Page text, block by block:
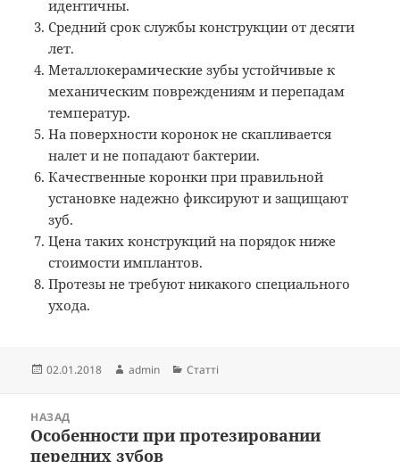
идентичны.
Средний срок службы конструкции от десяти
лет.
Металлокерамические зубы устойчивые к
механическим повреждениям и перепадам
температур.
На поверхности коронок не скапливается
налет и не попадают бактерии.
Качественные коронки при правильной
установке надежно фиксируют и защищают
зуб.
Цена таких конструкций на порядок ниже
стоимости имплантов.
Протезы не требуют никакого специального
ухода.
Опубліковано
02.01.2018 Автор
admin Категорії
Статті
записівНАЗАД
Попередній
запис:
Особенности при протезировании
передних зубов